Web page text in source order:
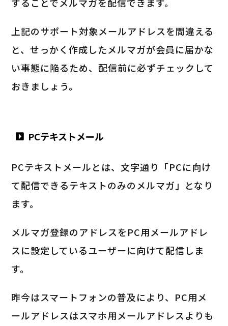
上記のサポート対象メールアドレスを間違える
と、せっかく作成したメルマガが会員に届かな
い事態に陥るため、配信前に必ずチェックして
おきましょう。
PCテキストメール
PCテキストメールとは、文字通り「PCに向け
て配信できるテキストのみのメルマガ」となり
ます。
メルマガ登録のアドレスをPC用メールアドレ
スに設定しているユーザーに向けて配信しま
す。
昨今はスマートフォンの普及により、PC用メ
ールアドレスはスマホ用メールアドレスよりも